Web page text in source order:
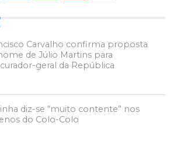
Carvalho confirma proposta
de Júlio Martins para
geral da República
diz-se “muito contente” nos
do Colo-Colo